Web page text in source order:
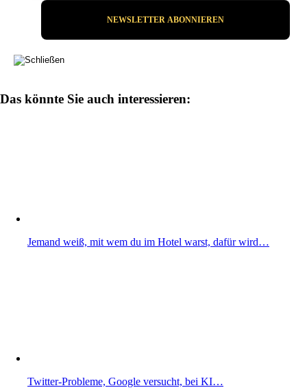
Das könnte Sie auch interessieren:
Jemand weiß, mit wem du im Hotel warst, dafür wird…
Twitter-Probleme, Google versucht, bei KI…